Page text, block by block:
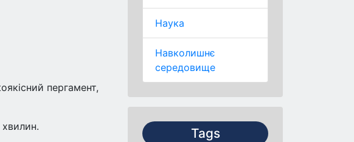
Наука
Навколишнє
середовище
Tags
пергамент,
хвилин.